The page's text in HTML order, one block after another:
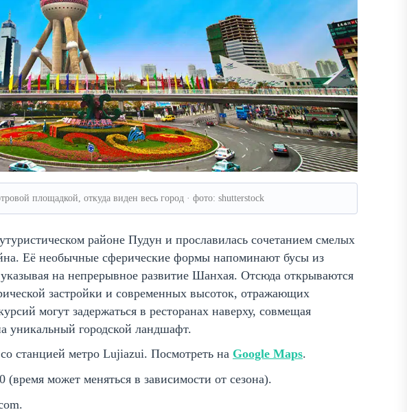
площадкой, откуда виден весь город · фото: shutterstock
районе Пудун и прославилась сочетанием смелых
Её необычные сферические формы напоминают бусы из
на непрерывное развитие Шанхая. Отсюда открываются
застройки и современных высоток, отражающих
могут задержаться в ресторанах наверху, совмещая
уникальный городской ландшафт.
станцией метро Lujiazui. Посмотреть на Google Maps.
может меняться в зависимости от сезона).